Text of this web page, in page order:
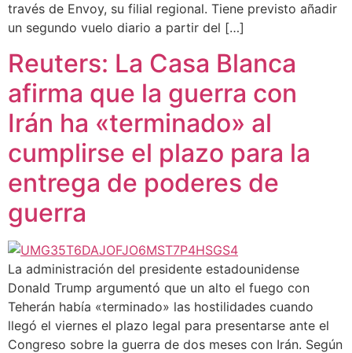
través de Envoy, su filial regional. Tiene previsto añadir
un segundo vuelo diario a partir del […]
Reuters: La Casa Blanca
afirma que la guerra con
Irán ha «terminado» al
cumplirse el plazo para la
entrega de poderes de
guerra
La administración del presidente estadounidense
Donald Trump argumentó que un alto el fuego con
Teherán había «terminado» las hostilidades cuando
llegó el viernes el plazo legal para presentarse ante el
Congreso sobre la guerra de dos meses con Irán. Según